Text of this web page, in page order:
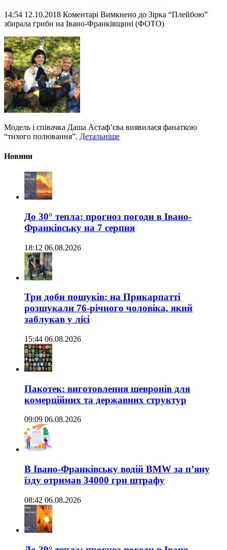
14:54 12.10.2018 Коментарі Вимкнено до Зірка “Плейбою”
збирала гриби на Івано-Франківщині (ФОТО)
Модель і співачка Даша Астаф’єва виявилася фанаткою
“тихого полювання”. Детальніше
Новини
До 30° тепла: прогноз погоди в Івано-
Франківську на 7 серпня
18:12 06.08.2026
Три доби пошуків: на Прикарпатті
розшукали 76-річного чоловіка, який
заблукав у лісі
15:44 06.08.2026
Пакотек: виготовлення шевронів для
комерційних та державних структур
09:09 06.08.2026
В Івано-Франківську водій BMW за п’яну
їзду отримав 34000 грн штрафу
08:42 06.08.2026